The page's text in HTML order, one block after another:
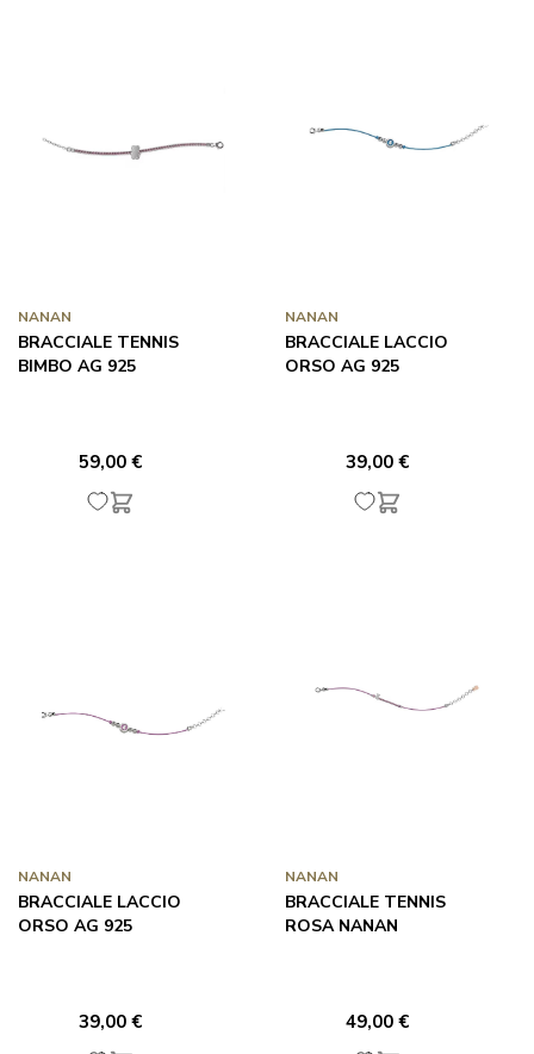
NANAN
BRACCIALE TENNIS
BIMBO AG 925
59,00 €
NANAN
BRACCIALE LACCIO
ORSO AG 925
39,00 €
NANAN
BRACCIALE LACCIO
ORSO AG 925
39,00 €
NANAN
BRACCIALE TENNIS
ROSA NANAN
49,00 €